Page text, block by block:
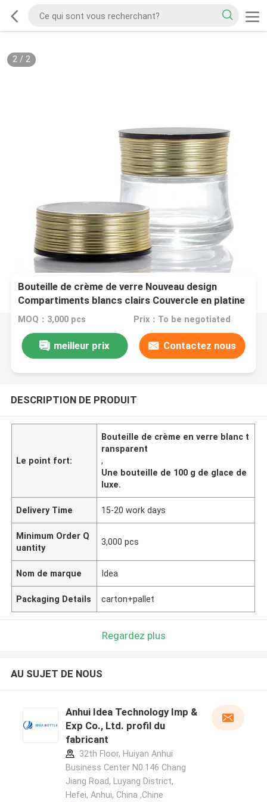
2/ 2
Bouteille de crème de verre Nouveau design
Compartiments blancs clairs Couvercle en platine
Bouteille de crème de verre Luxe
MOQ：3,000 pcs Prix：To be negotiated
meilleur prix Contactez nous
DESCRIPTION DE PRODUIT
Le point fort:
Bouteille de crème en verre blanc t
ransparent
,
Une bouteille de 100 g de glace de
luxe.
Delivery Time 15-20 work days
Minimum Order Q
uantity
3,000 pcs
Nom de marque Idea
Packaging Details carton+pallet
Regardez plus
AU SUJET DE NOUS
Anhui Idea Technology Imp &
Exp Co., Ltd. profil du
fabricant
32th Floor, Huiyan Anhui
Business Center N0.146 Chang
Jiang Road, Luyang District,
Hefei, Anhui, China ,Chine